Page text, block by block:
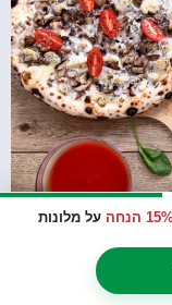
על מלונות